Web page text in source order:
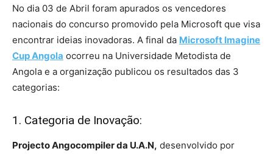
No dia 03 de Abril foram apurados os vencedores
nacionais do concurso promovido pela Microsoft que visa
encontrar ideias inovadoras. A final da Microsoft Imagine
Cup Angola ocorreu na Universidade Metodista de
Angola e a organização publicou os resultados das 3
categorias:
1. Categoria de Inovação:
Projecto Angocompiler da U.A.N, desenvolvido por